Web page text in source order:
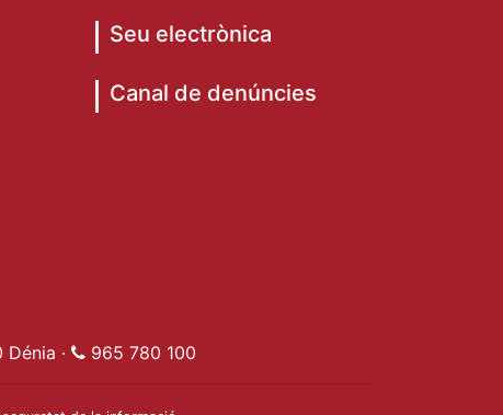
Seu electrònica
Canal de denúncies
Dénia
de Dénia
· 965 780 100